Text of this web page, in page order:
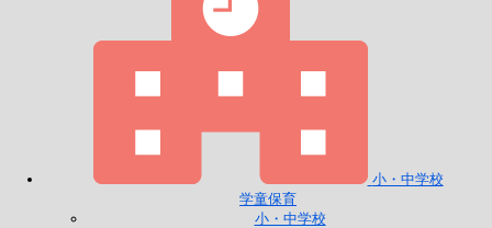
小・中学校
学童保育
小・中学校